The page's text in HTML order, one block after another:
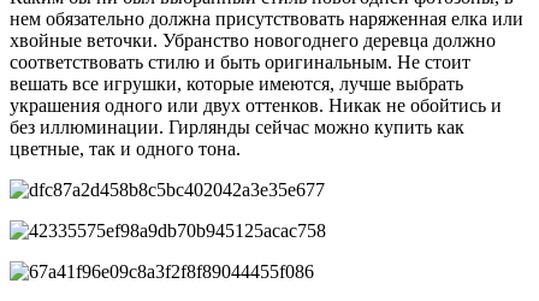
нем обязательно должна присутствовать наряженная елка или
хвойные веточки. Убранство новогоднего деревца должно
соответствовать стилю и быть оригинальным. Не стоит
вешать все игрушки, которые имеются, лучше выбрать
украшения одного или двух оттенков. Никак не обойтись и
без иллюминации. Гирлянды сейчас можно купить как
цветные, так и одного тона.